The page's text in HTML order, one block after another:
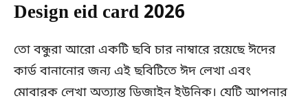
Design eid card 2026
তো বন্ধুরা আরো একটি ছবি চার নাম্বারে রয়েছে ঈদের
কার্ড বানানোর জন্য এই ছবিটিতে ঈদ লেখা এবং
মোবারক লেখা অত্যান্ত ডিজাইন ইউনিক। যেটি আপনার